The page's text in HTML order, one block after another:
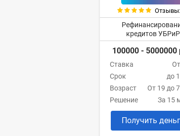
кредитов УБРиР
100000 - 5000000
Ставка
Срок
до
Возраст
От 19 до
Решение
За 15
Получить